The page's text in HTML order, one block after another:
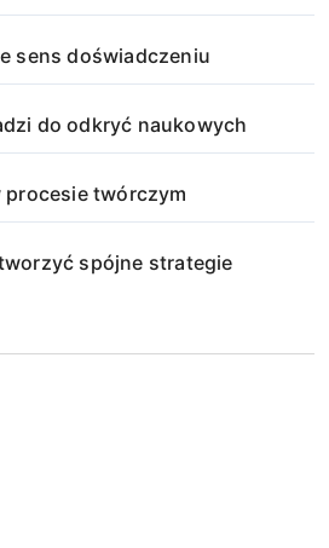
sens doświadczeniu
do odkryć naukowych
procesie twórczym
spójne strategie